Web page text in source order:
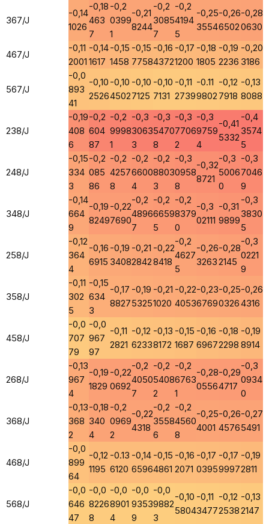
367/J
-0,14
1026
-0,18
463
7
-0,2
0399
1
-0,21
8244
-0,2
3085
7
-0,2
4194
5
-0,25
3554
-0,26
6502
-0,28
0630
467/J
-0,11
2001
-0,14
1617
-0,15
1458
-0,15
7758
-0,16
4372
-0,17
1200
-0,18
1805
-0,19
2236
-0,20
3186
567/J
-0,0
893
41
-0,10
2526
-0,10
4502
-0,10
7125
-0,10
7131
-0,11
2739
-0.11
9802
-0,12
7918
-0,13
8088
238/J
-0,19
408
6
-0,2
604
87
-0,2
9998
1
-0,3
3063
3
-0,3
5470
8
-0,3
7706
2
-0,3
9759
4
-0,41
5332
-0,4
3574
5
248/J
-0,15
334
3
-0,2
085
86
-0,2
4257
8
-0,2
6600
4
-0,2
8803
3
-0,3
0958
8
-0,32
8721
-0,3
5006
0
-0,3
7046
9
348/J
-0,14
664
9
-0,19
8249
-0,22
7690
-0,2
4896
7
-0,2
6659
5
-0,2
8379
0
-0,3
02111
-0,31
9899
-0,3
3830
5
258/J
-0,12
364
4
-0,16
6915
-0,19
3408
-0,21
2842
-0,22
8418
-0,2
4627
5
-0,26
3263
-0,28
2145
-0,3
0221
9
358/J
-0,11
302
5
-0,15
634
3
-0,17
8827
-0,19
5325
-0,21
1020
-0,22
4053
-0,23
6769
-0,25
0326
-0,26
4316
458/J
-0,0
707
79
-0,0
967
97
-0,11
2821
-0,12
6233
-0,13
8172
-0,15
1687
-0,16
6967
-0,18
2298
-0,19
8914
268/J
-0,13
967
4
-0,19
1829
-0,22
0692
-0,2
4050
7
-0,2
5408
2
-0,2
6763
1
-0,28
0556
-0,29
4717
-0,3
0934
0
368/J
-0,13
368
2
-0,18
340
4
-0,2
0969
2
-0,22
4318
-0,2
3558
6
-0,2
4560
8
-0,25
4001
-0,26
4576
-0,27
5491
468/J
-0,0
899
64
-0,12
1195
-0.13
6120
-0,14
6596
-0,15
4861
-0,16
2071
-0,17
0395
-0,17
9997
-0,19
2811
568/J
-0,0
646
47
-0,0
8226
8
-0,0
8901
4
-0,0
9353
9
-0,0
9882
3
-0,10
5804
-0,11
3477
-0,12
2538
-0,13
2147